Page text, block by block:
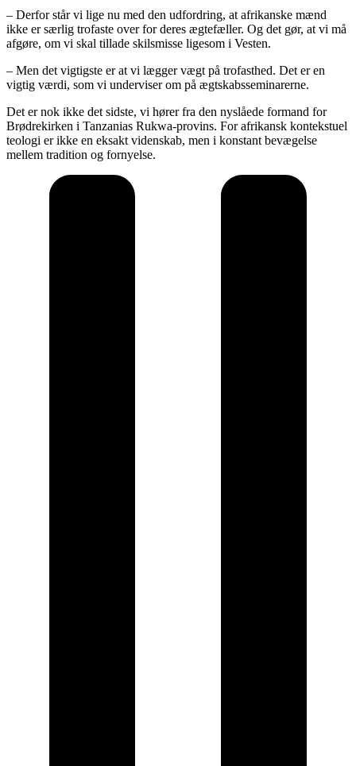
– Derfor står vi lige nu med den udfordring, at afrikanske mænd
ikke er særlig trofaste over for deres ægtefæller. Og det gør, at vi må
afgøre, om vi skal tillade skilsmisse ligesom i Vesten.
– Men det vigtigste er at vi lægger vægt på trofasthed. Det er en
vigtig værdi, som vi underviser om på ægtskabsseminarerne.
Det er nok ikke det sidste, vi hører fra den nyslåede formand for
Brødrekirken i Tanzanias Rukwa-provins. For afrikansk kontekstuel
teologi er ikke en eksakt videnskab, men i konstant bevægelse
mellem tradition og fornyelse.